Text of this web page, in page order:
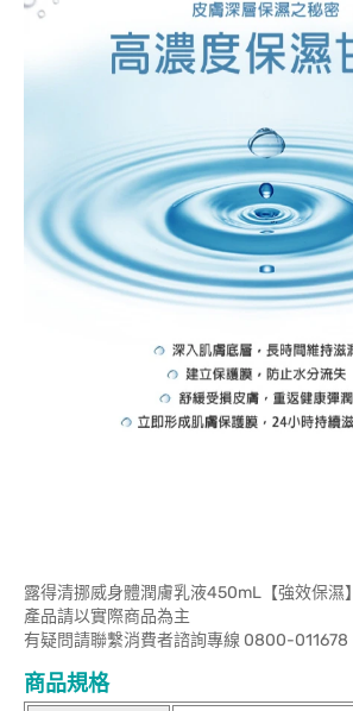
露得清挪威身體潤膚乳液450mL【強效保濕】
產品請以實際商品為主
有疑問請聯繫消費者諮詢專線 0800-011678
商品規格